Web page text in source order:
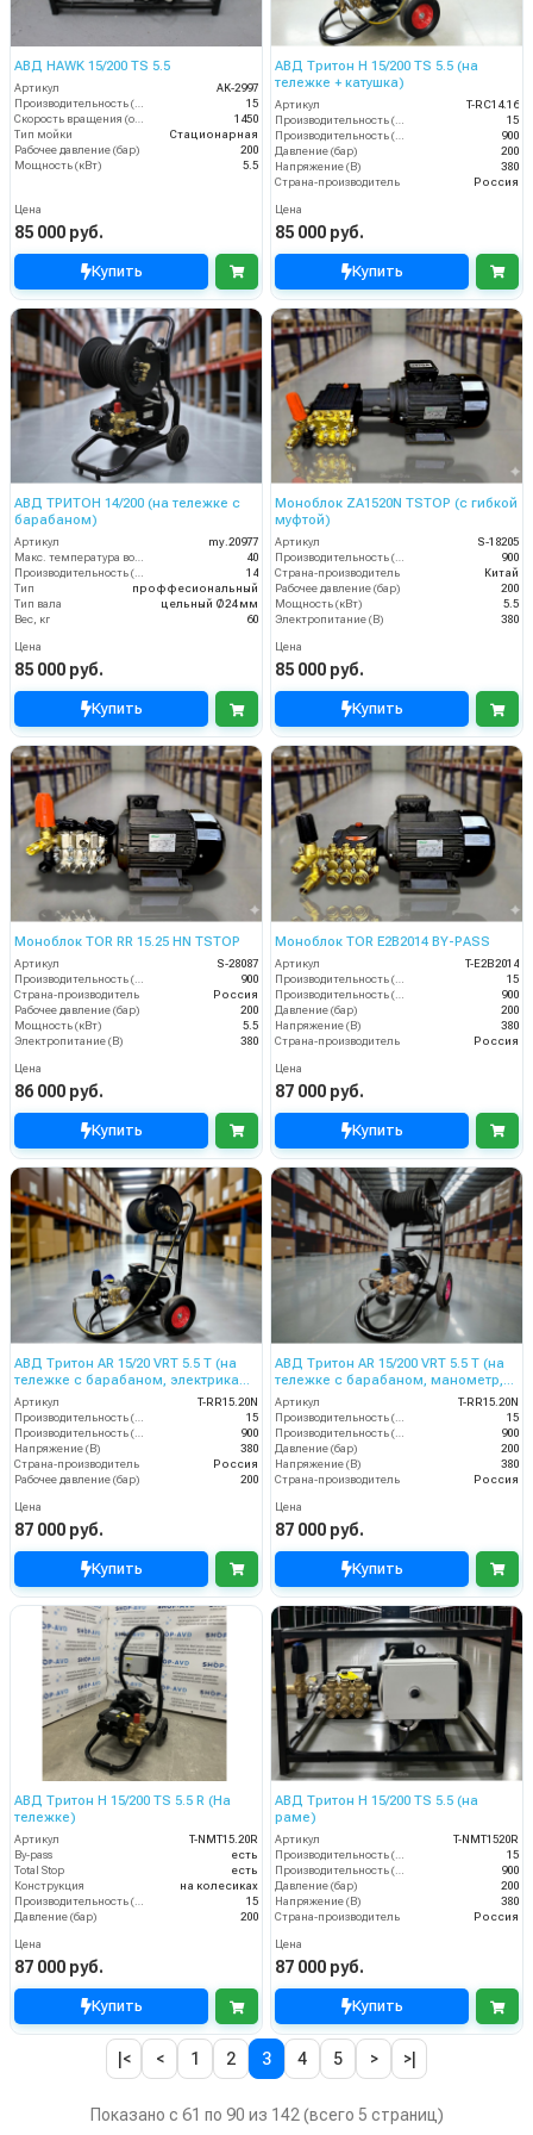
АВД HAWK 15/200 TS 5.5
Артикул
AK-2997
15
1450
Тип мойки
Стационарная
Рабочее давление (бар)
200
Мощность (кВт)
5.5
Цена
85 000 руб.
Купить
АВД Тритон Н 15/200 TS 5.5 (на
тележке + катушка)
Артикул
T-RC14.16
15
900
Давление (бар)
200
Напряжение (В)
380
Страна-производитель
Россия
Цена
85 000 руб.
Купить
АВД ТРИТОН 14/200 (на тележке с
барабаном)
Артикул
my.20977
Макс. температура воды (°C)
40
Производительность (л/мин)
14
Тип
проффесиональный
Тип вала
цельный Ø24 мм
Вес, кг
60
Цена
85 000 руб.
Купить
Моноблок ZA1520N TSTOP (с гибкой
муфтой)
Артикул
S-18205
Производительность (л/ч)
900
Страна-производитель
Китай
Рабочее давление (бар)
200
Мощность (кВт)
5.5
Электропитание (В)
380
Цена
85 000 руб.
Купить
Моноблок TOR RR 15.25 HN TSTOP
Артикул
S-28087
900
Страна-производитель
Россия
Рабочее давление (бар)
200
Мощность (кВт)
5.5
Электропитание (В)
380
Цена
86 000 руб.
Купить
Моноблок TOR E2B2014 BY-PASS
Артикул
T-E2B2014
15
900
Давление (бар)
200
Напряжение (В)
380
Страна-производитель
Россия
Цена
87 000 руб.
Купить
АВД Тритон AR 15/20 VRT 5.5 T (на
тележке с барабаном, электрика
термозащитой )
Артикул
T-RR15.20N
15
900
Напряжение (В)
380
Страна-производитель
Россия
Рабочее давление (бар)
200
Цена
87 000 руб.
Купить
АВД Тритон AR 15/200 VRT 5.5 T (на
тележке с барабаном, манометр,
электрика теплозащитой )
Артикул
T-RR15.20N
15
900
Давление (бар)
200
Напряжение (В)
380
Страна-производитель
Россия
Цена
87 000 руб.
Купить
АВД Тритон H 15/200 TS 5.5 R (На
тележке)
Артикул
T-NMT15.20R
By-pass
есть
Total Stop
есть
Конструкция
на колесиках
Производительность (л/мин)
15
Давление (бар)
200
Цена
87 000 руб.
Купить
АВД Тритон Н 15/200 TS 5.5 (на
раме)
Артикул
T-NMT1520R
Производительность (л/мин)
15
Производительность (л/ч)
900
Давление (бар)
200
Напряжение (В)
380
Страна-производитель
Россия
Цена
87 000 руб.
Купить
|< < 1 2 3 4 5 > >|
Показано с 61 по 90 из 142 (всего 5 страниц)